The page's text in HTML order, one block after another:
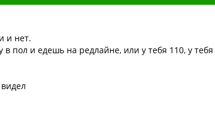
и нет.
пол и едешь на редлайне, или у тебя 110, у